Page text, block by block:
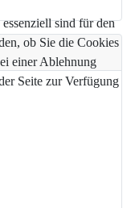
sind für den
ob Sie die Cookies
einer Ablehnung
Seite zur Verfügung